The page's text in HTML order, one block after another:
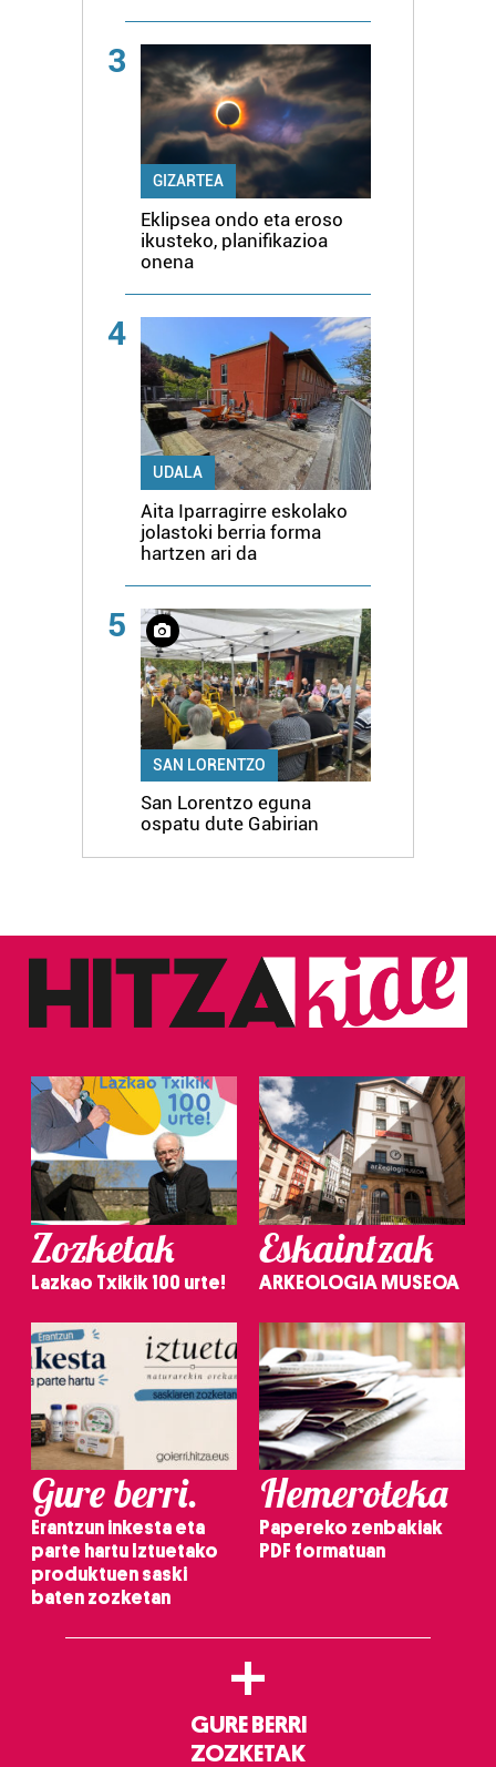
3
GIZARTEA
Eklipsea ondo eta eroso
ikusteko, planifikazioa
onena
4
UDALA
Aita Iparragirre eskolako
jolastoki berria forma
hartzen ari da
5
SAN LORENTZO
San Lorentzo eguna
ospatu dute Gabirian
Zozketak
Lazkao Txikik 100 urte!
Eskaintzak
ARKEOLOGIA MUSEOA
Gure berri.
Erantzun inkesta eta
parte hartu Iztuetako
produktuen saski
baten zozketan
Hemeroteka
Papereko zenbakiak
PDF formatuan
+
GURE BERRI
ZOZKETAK